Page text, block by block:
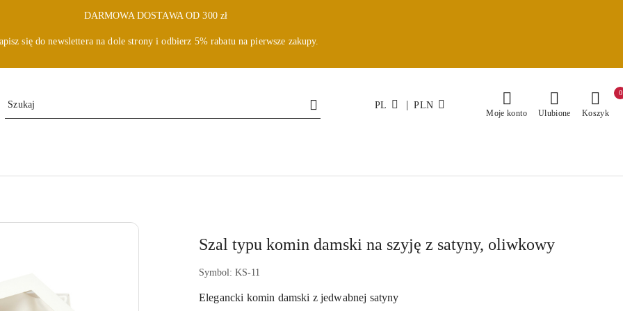
DARMOWA DOSTAWA OD 300 zł
się do newslettera na dole strony i odbierz 5% rabatu na pierwsze zakupy.
PL | PLN
Moje konto Ulubione Koszyk
0
Szal typu komin damski na szyję z satyny, oliwkowy
Symbol: KS-11
Elegancki komin damski z jedwabnej satyny